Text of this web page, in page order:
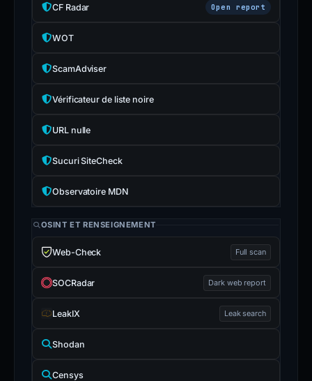
CF Radar Open report
WOT
ScamAdviser
Vérificateur de liste noire
URL nulle
Sucuri SiteCheck
Observatoire MDN
OSINT ET RENSEIGNEMENT
Web-Check Full scan
SOCRadar Dark web report
LeakIX Leak search
Shodan
Censys